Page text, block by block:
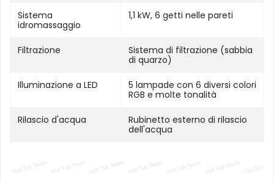
Sistema
idromassaggio
1,1 kW, 6 getti nelle pareti
Filtrazione
Sistema di filtrazione (sabbia
di quarzo)
Illuminazione a LED
5 lampade con 6 diversi colori
RGB e molte tonalità
Rilascio d'acqua
Rubinetto esterno di rilascio
dell'acqua